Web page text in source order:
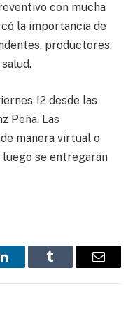
con mucha
la importancia de
productores,
12 desde las
Peña. Las
manera virtual o
se entregarán
LinkedInTumblr Email